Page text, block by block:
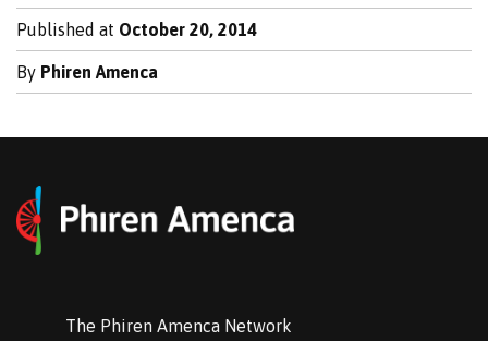
Published at October 20, 2014
By Phiren Amenca
The Phiren Amenca Network